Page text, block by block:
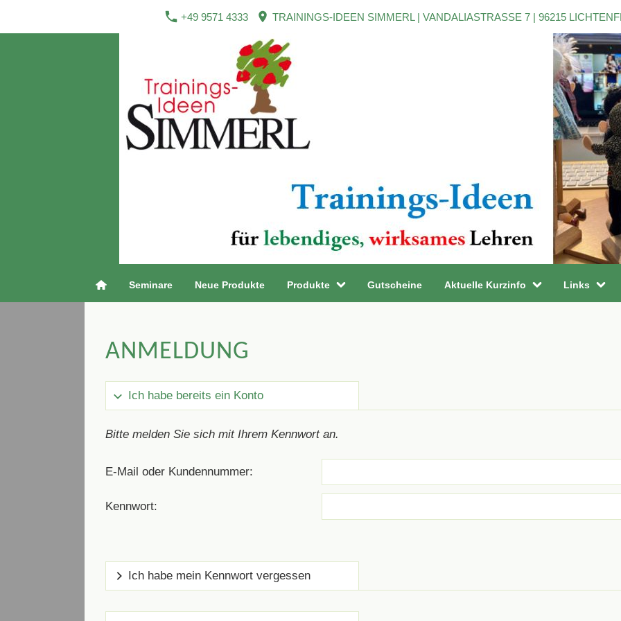
+49 9571 4333 TRAININGS-IDEEN SIMMERL | VANDALIASTRASSE 7 | 96215
Seminare Neue Produkte Produkte Gutscheine Aktuelle Kurzinfo Links
ANMELDUNG
Ich habe bereits ein Konto
Bitte melden Sie sich mit Ihrem Kennwort an.
E-Mail oder Kundennummer:
Kennwort:
Ich habe mein Kennwort vergessen